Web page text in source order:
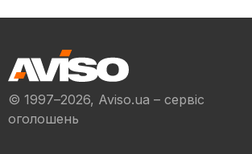
© 1997–2026, Aviso.ua – сервіс
оголошень